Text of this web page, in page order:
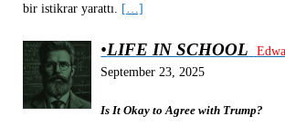
bir istikrar yarattı.
[…]
•LIFE IN SCHOOL
September 23, 2025
Is It Okay to Agree with Trump?